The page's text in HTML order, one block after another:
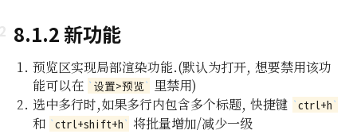
8.1.2 新功能
预览区实现局部渲染功能.(默认为打开, 想要禁用该功
能可以在
设置>预览
里禁用)
选中多行时,如果多行内包含多个标题, 快捷键
ctrl+h
和 ctrl+shift+h 将批量增加/减少一级